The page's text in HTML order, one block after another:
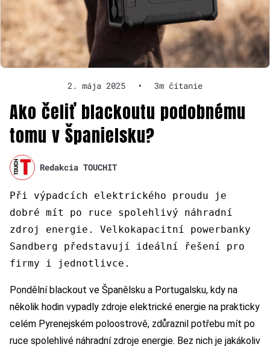
2. mája 2025 • 3m čítanie
Ako čeliť blackoutu podobnému
tomu v Španielsku?
Redakcia TOUCHIT
Při výpadcích elektrického proudu je
dobré mít po ruce spolehlivý náhradní
zdroj energie. Velkokapacitní powerbanky
Sandberg představují ideální řešení pro
firmy i jednotlivce.
Pondělní blackout ve Španělsku a Portugalsku, kdy na
několik hodin vypadly zdroje elektrické energie na prakticky
celém Pyrenejském poloostrově, zdůraznil potřebu mít po
ruce spolehlivé náhradní zdroje energie. Bez nich je jakákoliv